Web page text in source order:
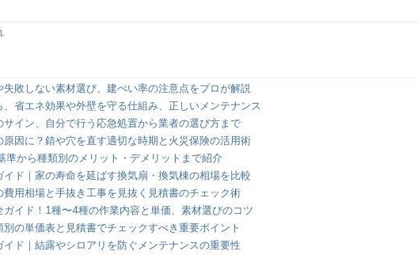
敗しない素材選び、建ぺい率の注意点をプロが解説
省エネ効果や外壁を守る仕組み、正しいメンテナンス
イン、自分で行う応急処置から業者の選び方まで
因に？錆や穴を直す適切な時期と火災保険の活用術
から種類別のメリット・デメリットまで紹介
イド｜家の寿命を延ばす換気扇・換気棟の相場を比較
用相場と手抜き工事を見抜く見積書のチェック術
イド！1種〜4種の作業内容と単価、素材選びのコツ
の単価表と見積書でチェックすべき重要ポイント
イド｜結露やシロアリを防ぐメンテナンスの重要性